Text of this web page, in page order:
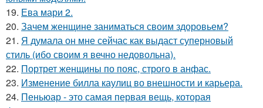
19. Ева мари 2.
20. Зачем женщине заниматься своим здоровьем?
21. Я думала он мне сейчас как выдаст суперновый
стиль (ибо своим я вечно недовольна).
22. Портрет женщины по пояс, строго в анфас.
23. Изменение билла каулиц во внешности и карьера.
24. Пеньюар - это самая первая вещь, которая